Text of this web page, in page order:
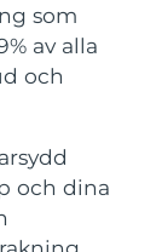
som
av alla
och
och dina
go
device
therapy
toothbrush
8/15/26
8/14/26